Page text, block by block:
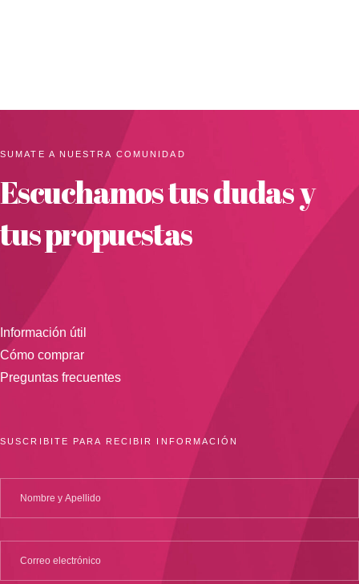
SUMATE A NUESTRA COMUNIDAD
Escuchamos tus dudas y
tus propuestas
Información útil
Cómo comprar
Preguntas frecuentes
SUSCRIBITE PARA RECIBIR INFORMACIÓN